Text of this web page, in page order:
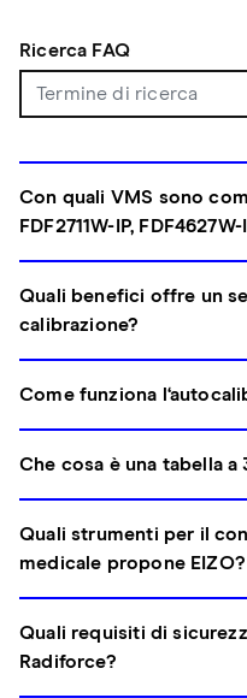
Ricerca FAQ
Con quali VMS sono
FDF2711W-IP,
Quali benefici offre un
calibrazione?
Come funziona
Che cosa è una tabella a
Quali strumenti per il
medicale propone EIZO?
Quali requisiti di
Radiforce?